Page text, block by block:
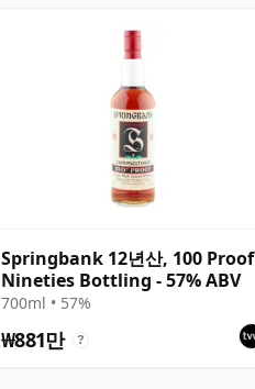
Springbank 12년산, 100 Proof
Nineties Bottling - 57% ABV
700ml • 57%
₩881만 ?